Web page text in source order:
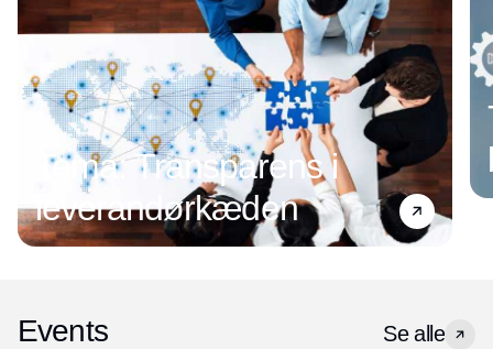
Tema: Transparens i
leverandørkæden
Events Se alle